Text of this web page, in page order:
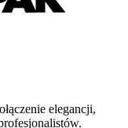
elegancji,